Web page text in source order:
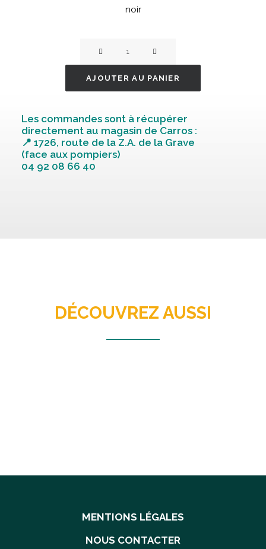
noir
quantité
Collier
pique
60cm
noi
AJOUTER AU PANIER
Les commandes sont à récupérer
directement au magasin de Carros :
📍 1726, route de la Z.A. de la Grave
(face aux pompiers)
04 92 08 66 40
DÉCOUVREZ AUSSI
MENTIONS LÉGALES
NOUS CONTACTER